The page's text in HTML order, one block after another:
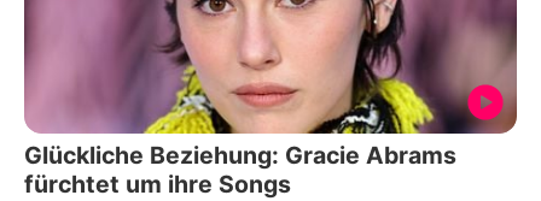
Glückliche Beziehung: Gracie Abrams
fürchtet um ihre Songs